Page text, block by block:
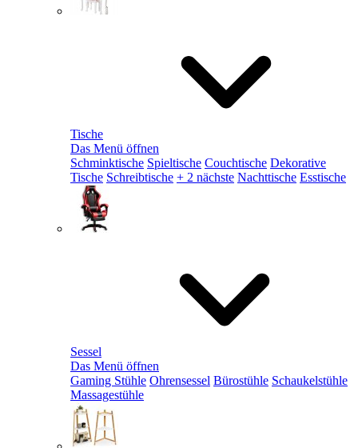
Tische
Das Menü öffnen
Schminktische Spieltische Couchtische Dekorative
Tische Schreibtische + 2 nächste Nachttische Esstische
Sessel
Das Menü öffnen
Gaming Stühle Ohrensessel Bürostühle Schaukelstühle
Massagestühle